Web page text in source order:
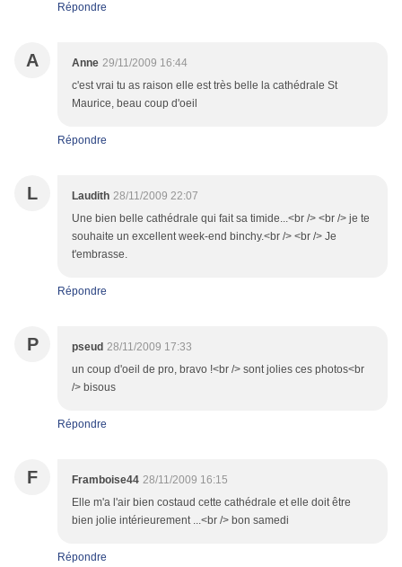
Répondre
A Anne 29/11/2009 16:44
c'est vrai tu as raison elle est très belle la cathédrale St
Maurice, beau coup d'oeil
Répondre
L Laudith 28/11/2009 22:07
Une bien belle cathédrale qui fait sa timide...<br /> <br /> je te
souhaite un excellent week-end binchy.<br /> <br /> Je
t'embrasse.
Répondre
P pseud 28/11/2009 17:33
un coup d'oeil de pro, bravo !<br /> sont jolies ces photos<br
/> bisous
Répondre
F Framboise44 28/11/2009 16:15
Elle m'a l'air bien costaud cette cathédrale et elle doit être
bien jolie intérieurement ...<br /> bon samedi
Répondre